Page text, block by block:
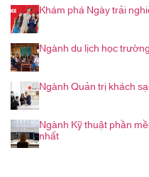
Khám phá Ngày trải
Ngành du lịch học
Ngành Quản trị khách
Ngành Kỹ thuật phần
nhất